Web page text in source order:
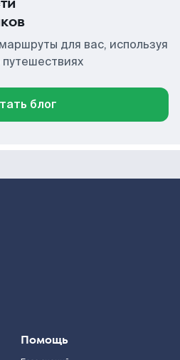
для вас, используя
блог
Помощь